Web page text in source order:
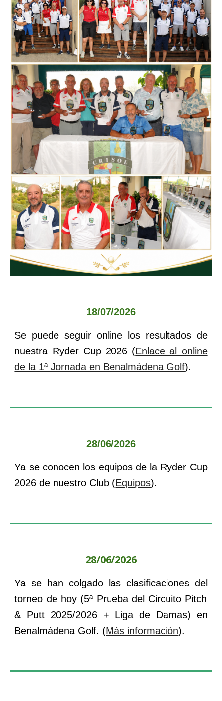
18/07/2026
Se puede seguir online los resultados de
nuestra Ryder Cup 2026 (Enlace al online
de la 1ª Jornada en Benalmádena Golf).
28/06/2026
Ya se conocen los equipos de la Ryder Cup
2026 de nuestro Club (Equipos).
28/06/2026
Ya se han colgado las clasificaciones del
torneo de hoy (5ª Prueba del Circuito Pitch
& Putt 2025/2026 + Liga de Damas) en
Benalmádena Golf. (Más información).